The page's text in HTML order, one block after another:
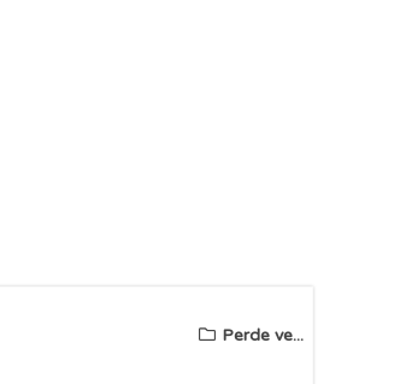
Perde ve...